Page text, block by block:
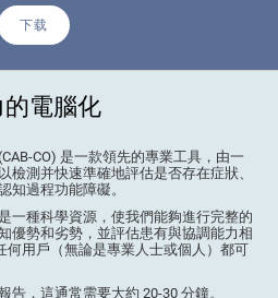
下载
電腦化
CO) 是一款領先的專業工具，由一
檢測并快速準確地評估是否存在症狀、
知過程功能障礙。
一種科學資源，使我們能夠進行完整的
優勢和劣勢，並評估患有與協調能力相
何用戶（無論是專業人士或個人）都可
告，這通常需要大約 20-30 分鐘。